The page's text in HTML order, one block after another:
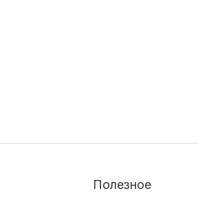
Полезное